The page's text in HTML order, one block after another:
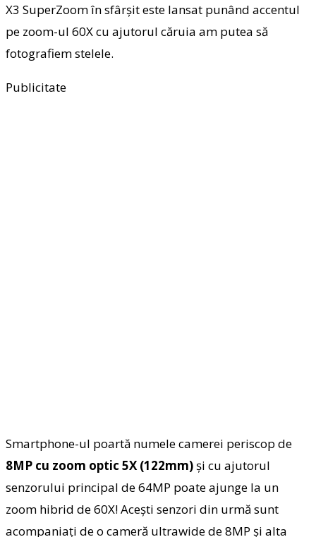
X3 SuperZoom în sfârșit este lansat punând accentul
pe zoom-ul 60X cu ajutorul căruia am putea să
fotografiem stelele.
Publicitate
Smartphone-ul poartă numele camerei periscop de
8MP cu zoom optic 5X (122mm) și cu ajutorul
senzorului principal de 64MP poate ajunge la un
zoom hibrid de 60X! Acești senzori din urmă sunt
acompaniați de o cameră ultrawide de 8MP și alta